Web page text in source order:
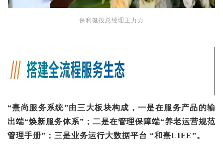
保利健投总经理王力力
“熹尚服务系统”由三大板块构成，一是在服务产品的输
出端“焕新服务体系”；二是在管理保障端“养老运营规范
管理手册”；三是业务运行大数据平台 “和熹LIFE”。